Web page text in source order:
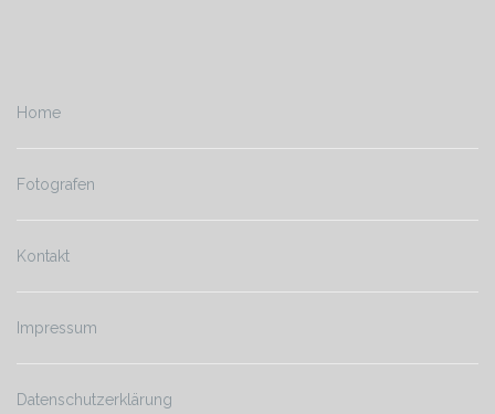
Home
Fotografen
Kontakt
Impressum
Datenschutzerklärung